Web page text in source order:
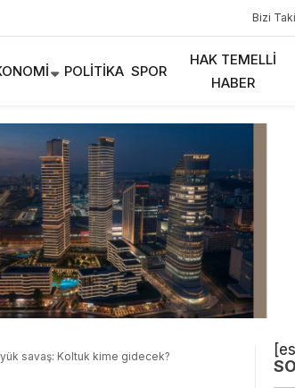
Bizi
POLITIKA SPOR
HAK TEMELLI
HABER
savaş: Koltuk kime gidecek?